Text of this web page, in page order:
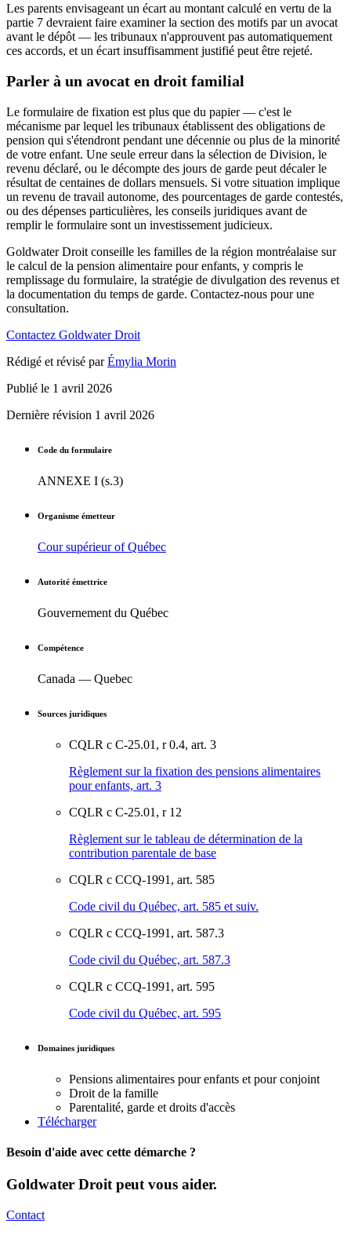
Les parents envisageant un écart au montant calculé en vertu de la
partie 7 devraient faire examiner la section des motifs par un avocat
avant le dépôt — les tribunaux n'approuvent pas automatiquement
ces accords, et un écart insuffisamment justifié peut être rejeté.
Parler à un avocat en droit familial
Le formulaire de fixation est plus que du papier — c'est le
mécanisme par lequel les tribunaux établissent des obligations de
pension qui s'étendront pendant une décennie ou plus de la minorité
de votre enfant. Une seule erreur dans la sélection de Division, le
revenu déclaré, ou le décompte des jours de garde peut décaler le
résultat de centaines de dollars mensuels. Si votre situation implique
un revenu de travail autonome, des pourcentages de garde contestés,
ou des dépenses particulières, les conseils juridiques avant de
remplir le formulaire sont un investissement judicieux.
Goldwater Droit conseille les familles de la région montréalaise sur
le calcul de la pension alimentaire pour enfants, y compris le
remplissage du formulaire, la stratégie de divulgation des revenus et
la documentation du temps de garde. Contactez-nous pour une
consultation.
Contactez Goldwater Droit
Rédigé et révisé parÉmylia Morin
Publié le 1 avril 2026
Dernière révision 1 avril 2026
Code du formulaire
ANNEXE I (s.3)
Organisme émetteur
Cour supérieur of Québec
Autorité émettrice
Gouvernement du Québec
Compétence
Canada — Quebec
Sources juridiques
CQLR c C-25.01, r 0.4, art. 3
Règlement sur la fixation des pensions alimentaires
pour enfants, art. 3
CQLR c C-25.01, r 12
Règlement sur le tableau de détermination de la
contribution parentale de base
CQLR c CCQ-1991, art. 585
Code civil du Québec, art. 585 et suiv.
CQLR c CCQ-1991, art. 587.3
Code civil du Québec, art. 587.3
CQLR c CCQ-1991, art. 595
Code civil du Québec, art. 595
Domaines juridiques
Pensions alimentaires pour enfants et pour conjoint
Droit de la famille
Parentalité, garde et droits d'accès
Télécharger
Besoin d'aide avec cette démarche ?
Goldwater Droit peut vous aider.
Contact